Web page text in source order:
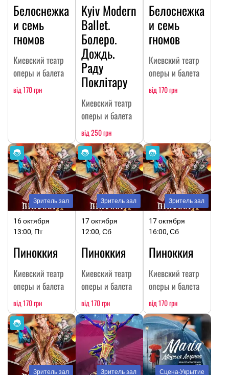
Белоснежка
и семь
гномов
Киевский театр
оперы и балета
від 170 грн
Kyiv Modern
Ballet.
Болеро.
Дождь.
Раду
Поклітару
Киевский театр
оперы и балета
від 250 грн
Белоснежка
и семь
гномов
Киевский театр
оперы и балета
від 170 грн
Зритель зал
16 октября
13:00, Пт
Пиноккия
Киевский театр
оперы и балета
від 170 грн
Зритель зал
17 октября
12:00, Сб
Пиноккия
Киевский театр
оперы и балета
від 170 грн
Зритель зал
17 октября
16:00, Сб
Пиноккия
Киевский театр
оперы и балета
від 170 грн
Зритель зал Зритель зал Сцена-Укрытие